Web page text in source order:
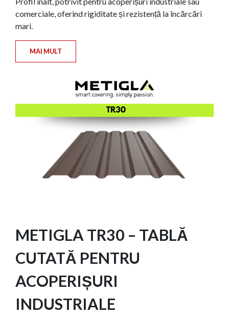
comerciale, oferind rigiditate și rezistență la încărcări
mari.
MAI MULT
METIGLA TR30 – TABLĂ
CUTATĂ PENTRU
ACOPERIȘURI
INDUSTRIALE